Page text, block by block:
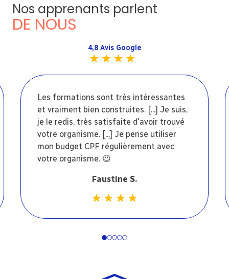
Nos apprenants parlent
DE NOUS
4,8 Avis Google
Les formations sont très intéressantes
et vraiment bien construites. [...] Je suis,
je le redis, très satisfaite d'avoir trouvé
votre organisme. [...] Je pense utiliser
mon budget CPF régulièrement avec
votre organisme. 😉
Faustine S.
12345